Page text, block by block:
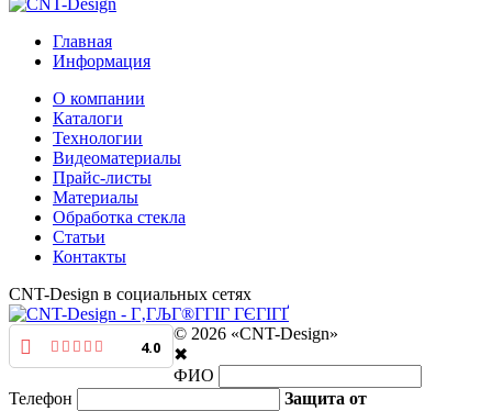
Главная
Информация
О компании
Каталоги
Технологии
Видеоматериалы
Прайс-листы
Материалы
Обработка стекла
Статьи
Контакты
CNT-Design в социальных сетях
4.0
© 2026 «CNT-Design»
✖
ФИО
Телефон
Защита от